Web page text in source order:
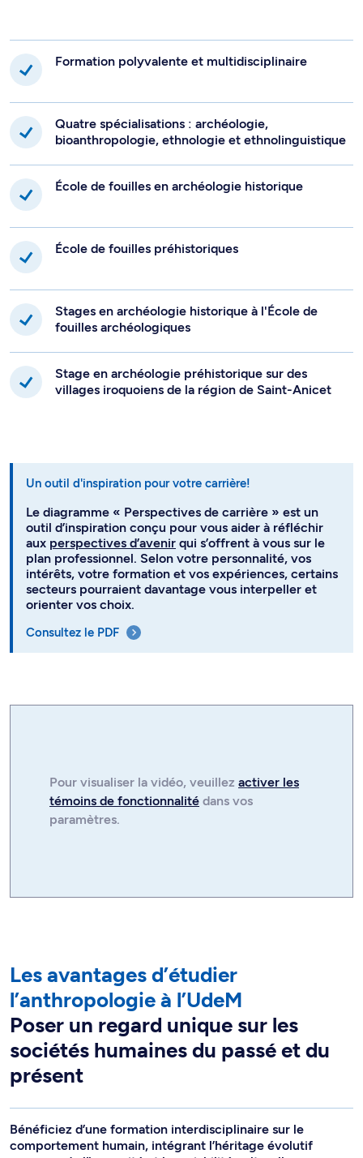
Formation polyvalente et multidisciplinaire
Quatre spécialisations : archéologie,
bioanthropologie, ethnologie et ethnolinguistique
École de fouilles en archéologie historique
École de fouilles préhistoriques
Stages en archéologie historique à l'École de
fouilles archéologiques
Stage en archéologie préhistorique sur des
villages iroquoiens de la région de Saint-Anicet
Un outil d'inspiration pour votre carrière!
Le diagramme « Perspectives de carrière » est un
outil d’inspiration conçu pour vous aider à réfléchir
aux perspectives d’avenir qui s’offrent à vous sur le
plan professionnel. Selon votre personnalité, vos
intérêts, votre formation et vos expériences, certains
secteurs pourraient davantage vous interpeller et
orienter vos choix.
Consultez le PDF
Pour visualiser la vidéo, veuillez activer les
témoins de fonctionnalité dans vos
paramètres.
Les avantages d’étudier
l’anthropologie à l’UdeM
Poser un regard unique sur les
sociétés humaines du passé et du
présent
Bénéficiez d’une formation interdisciplinaire sur le
comportement humain, intégrant l’héritage évolutif